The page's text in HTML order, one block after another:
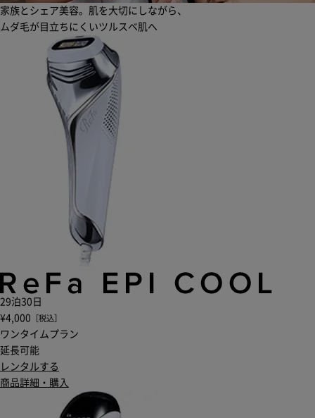
家族とシェア美容。肌を大切にしながら、
ムダ毛が目立ちにくいツルスベ肌へ
29泊30日
¥4,000 ［税込］
ワンタイムプラン
延長可能
レンタルする
商品詳細・購入